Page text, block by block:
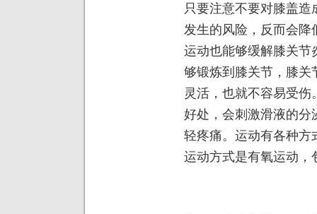
只要注意不要对膝盖
发生的风险，反而会降
运动也能够缓解膝关节
够锻炼到膝关节，膝关
灵活，也就不容易受
好处，会刺激滑液的分
轻疼痛。运动有各种方
运动方式是有氧运动，